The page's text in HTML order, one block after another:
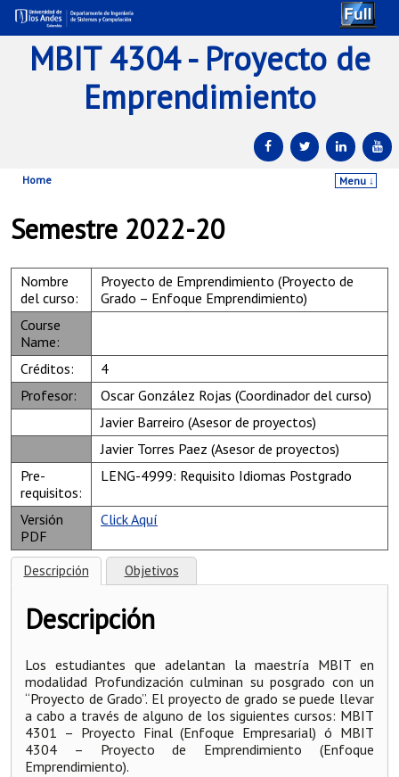
MBIT 4304 - Proyecto de
Emprendimiento
Home
Menu ↓
Semestre 2022-20
Nombre
del curso:
Proyecto de Emprendimiento (Proyecto de
Grado – Enfoque Emprendimiento)
Course
Name:
Créditos:
4
Profesor:
Oscar González Rojas (Coordinador del curso)
Javier Barreiro (Asesor de proyectos)
Javier Torres Paez (Asesor de proyectos)
Pre-
requisitos:
LENG-4999: Requisito Idiomas Postgrado
Versión
PDF
Click Aquí
Descripción Objetivos
Descripción
Los estudiantes que adelantan la maestría MBIT en
modalidad Profundización culminan su posgrado con un
“Proyecto de Grado”. El proyecto de grado se puede llevar
a cabo a través de alguno de los siguientes cursos: MBIT
4301 – Proyecto Final (Enfoque Empresarial) ó MBIT
4304 – Proyecto de Emprendimiento (Enfoque
Emprendimiento).